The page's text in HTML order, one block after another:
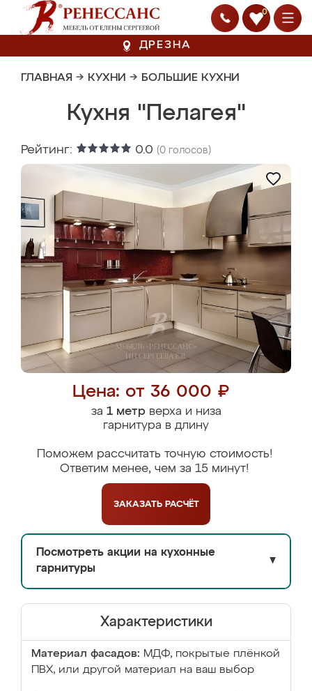
0
ДРЕЗНА
ГЛАВНАЯ → КУХНИ → БОЛЬШИЕ КУХНИ
Кухня "Пелагея"
Рейтинг: 0.0 (0 голосов)
Цена: от 36 000 ₽
за 1 метрверха и низа
гарнитура в длину
Поможем рассчитать точную стоимость!
Ответим менее, чем за 15 минут!
ЗАКАЗАТЬ РАСЧЁТ
Посмотреть акции на кухонные
гарнитуры
▼
Характеристики
Материал фасадов: МДФ, покрытые плёнкой
ПВХ, или другой материал на ваш выбор